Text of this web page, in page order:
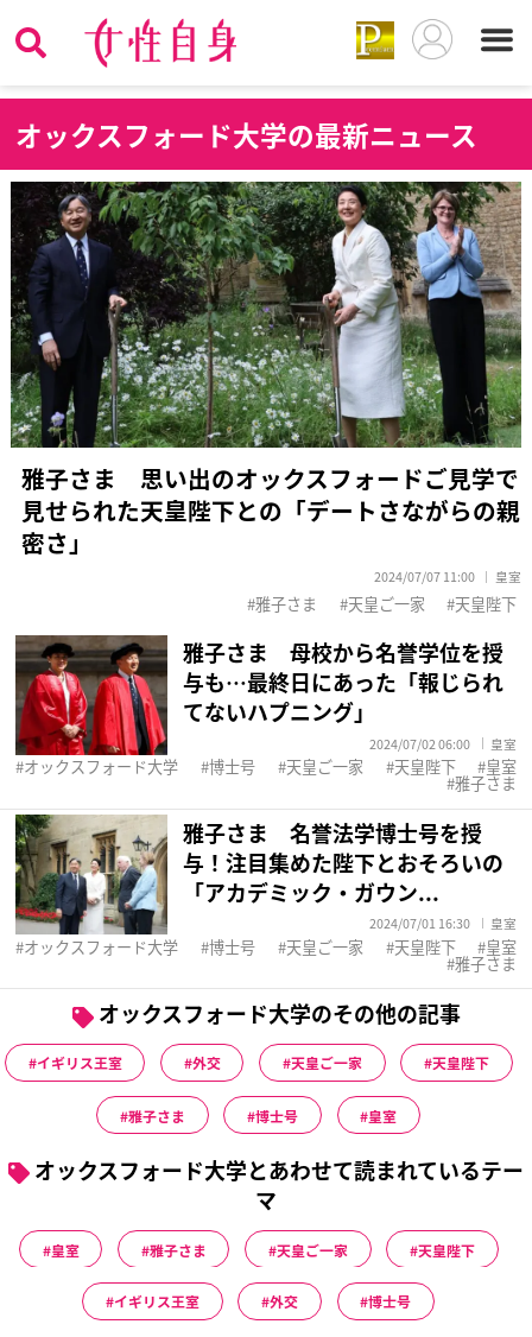
オックスフォード大学の最新ニュース
雅子さま 思い出のオックスフォードご見学で
見せられた天皇陛下との「デートさながらの親
密さ」
2024/07/07 11:00 皇室
雅子さま 天皇ご一家 天皇陛下
雅子さま 母校から名誉学位を授
与も…最終日にあった「報じられ
てないハプニング」
2024/07/02 06:00 皇室
オックスフォード大学 博士号 天皇ご一家 天皇陛下 皇室
雅子さま
雅子さま 名誉法学博士号を授
与！注目集めた陛下とおそろいの
「アカデミック・ガウン...
2024/07/01 16:30 皇室
オックスフォード大学 博士号 天皇ご一家 天皇陛下 皇室
雅子さま
オックスフォード大学のその他の記事
イギリス王室 外交 天皇ご一家 天皇陛下
雅子さま 博士号 皇室
オックスフォード大学とあわせて読まれているテー
マ
皇室 雅子さま 天皇ご一家 天皇陛下
イギリス王室 外交 博士号